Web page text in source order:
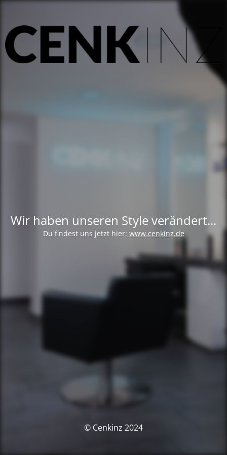
Wir haben unseren Style verändert...
Du findest uns jetzt hier: www.cenkinz.de
© Cenkinz 2024